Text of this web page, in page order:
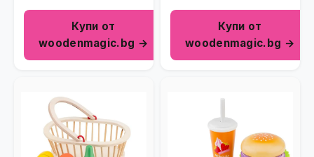
Купи от
woodenmagic.bg →
Купи от
woodenmagic.bg →